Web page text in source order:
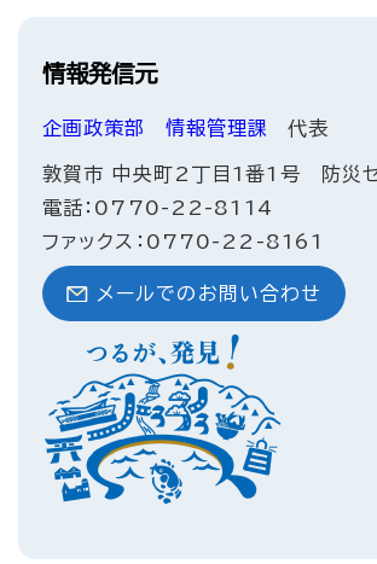
情報発信元
企画政策部 情報管理課 代表
敦賀市 中央町2丁目1番1号 防災
電話：0770-22-8114
ファックス：0770-22-8161
メールでのお問い合わせ